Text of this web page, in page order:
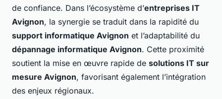
de confiance. Dans l’écosystème d’entreprises IT
Avignon, la synergie se traduit dans la rapidité du
support informatique Avignon et l’adaptabilité du
dépannage informatique Avignon. Cette proximité
soutient la mise en œuvre rapide de solutions IT sur
mesure Avignon, favorisant également l’intégration
des enjeux régionaux.